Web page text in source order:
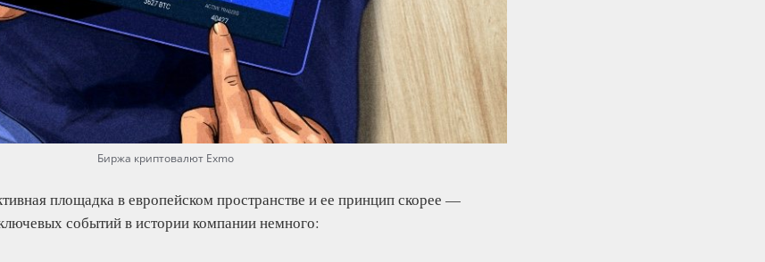
Биржа криптовалют Exmo
площадка в европейском пространстве и ее принцип скорее —
событий в истории компании немного: